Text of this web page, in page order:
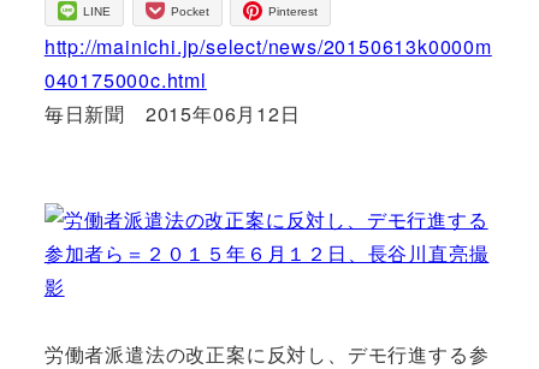
LINE Pocket Pinterest
http://mainichi.jp/select/news/20150613k0000m
040175000c.html
毎日新聞 2015年06月12日
労働者派遣法の改正案に反対し、デモ行進する参